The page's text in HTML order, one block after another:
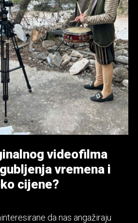
videofilma
vremena i
cijene?
da nas angažiraju